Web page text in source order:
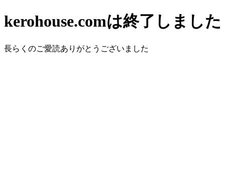
kerohouse.comは終了しました
長らくのご愛読ありがとうございました